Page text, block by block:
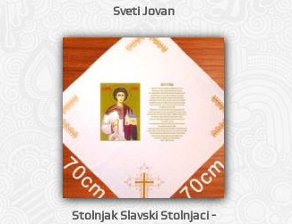
Sveti Jovan
Stolnjak Slavski Stolnjaci -